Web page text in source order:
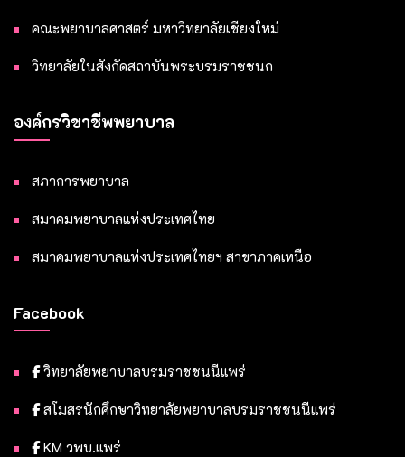
คณะพยาบาลศาสตร์ มหาวิทยาลัยเชียงใหม่
วิทยาลัยในสังกัดสถาบันพระบรมราชชนก
องค์กรวิชาชีพพยาบาล
สภาการพยาบาล
สมาคมพยาบาลแห่งประเทศไทย
สมาคมพยาบาลแห่งประเทศไทยฯ สาขาภาคเหนือ
Facebook
วิทยาลัยพยาบาลบรมราชชนนีแพร่
สโมสรนักศึกษาวิทยาลัยพยาบาลบรมราชชนนีแพร่
KM วพบ.แพร่